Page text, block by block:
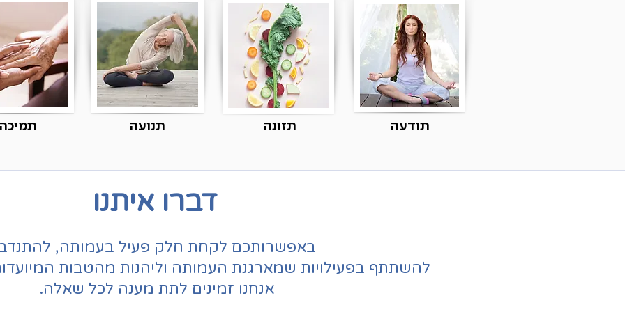
תמיכה תנועה תזונה תודעה
דברו איתנו
באפשרותכם לקחת חלק פעיל בעמותה,
להשתתף בפעילויות שמארגנת העמותה וליהנות מהטבות
אנחנו זמינים לתת מענה לכל שאלה.